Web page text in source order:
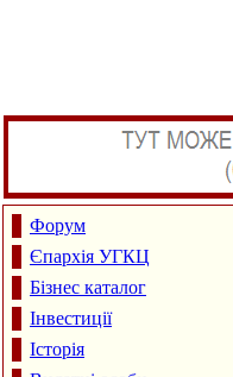
Форум
Єпархія УГКЦ
Бізнес каталог
Інвестиції
Історія